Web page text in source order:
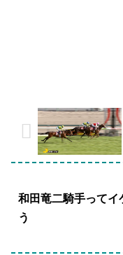
和田竜二騎手ってイ
う